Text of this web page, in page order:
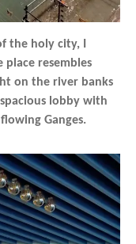
the holy city, I
place resembles
on the river banks
lobby with
Ganges.